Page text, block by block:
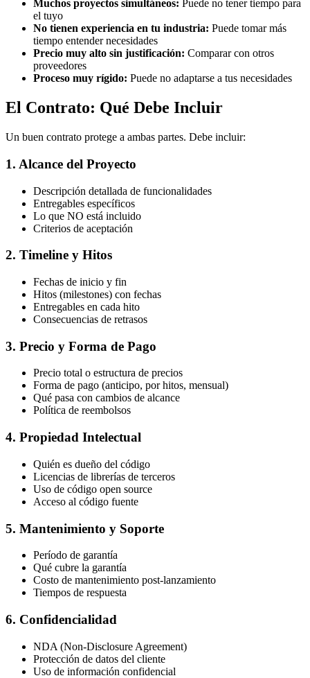
Muchos proyectos simultáneos: Puede no tener tiempo para
el tuyo
No tienen experiencia en tu industria: Puede tomar más
tiempo entender necesidades
Precio muy alto sin justificación: Comparar con otros
proveedores
Proceso muy rígido: Puede no adaptarse a tus necesidades
El Contrato: Qué Debe Incluir
Un buen contrato protege a ambas partes. Debe incluir:
1. Alcance del Proyecto
Descripción detallada de funcionalidades
Entregables específicos
Lo que NO está incluido
Criterios de aceptación
2. Timeline y Hitos
Fechas de inicio y fin
Hitos (milestones) con fechas
Entregables en cada hito
Consecuencias de retrasos
3. Precio y Forma de Pago
Precio total o estructura de precios
Forma de pago (anticipo, por hitos, mensual)
Qué pasa con cambios de alcance
Política de reembolsos
4. Propiedad Intelectual
Quién es dueño del código
Licencias de librerías de terceros
Uso de código open source
Acceso al código fuente
5. Mantenimiento y Soporte
Período de garantía
Qué cubre la garantía
Costo de mantenimiento post-lanzamiento
Tiempos de respuesta
6. Confidencialidad
NDA (Non-Disclosure Agreement)
Protección de datos del cliente
Uso de información confidencial